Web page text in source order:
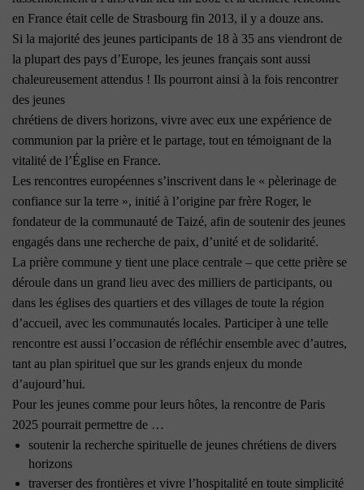
en France était celle de Strasbourg fin 2013, il y a douze ans.
Si la majorité des jeunes participants de 18 à 35 ans viendront de
la plupart des pays d’Europe, les jeunes français sont aussi
chaleureusement attendus ! Ils pourront ainsi à la fois rencontrer
des jeunes
chrétiens de divers horizons, vivre avec eux une expérience de
communion par la prière et le partage, tout en témoignant de la
vitalité de l’Église en France.
Les rencontres européennes s’inscrivent dans le « pèlerinage de
confiance sur la terre », initié à l’origine par frère Roger, le
fondateur de la communauté de Taizé, afin de soutenir des jeunes
engagés dans une recherche de paix, d’unité et de solidarité.
La prière commune y tient une place centrale – que cette prière se
déroule dans un grand lieu avec des milliers de participants, ou
dans les églises des quartiers et des villages de toute la région
d’accueil, avec les communautés locales. Participer à une telle
rencontre est aussi l’occasion de réfléchir ensemble avec d’autres,
tant au plan spirituel que sur les grands enjeux du monde
d’aujourd’hui.
Pour les jeunes comme pour leurs hôtes, la rencontre de Paris
2025 pourrait permettre de …
soutenir la recherche spirituelle de jeunes chrétiens de divers
horizons
traverser des frontières et vivre l’hospitalité en toute simplicité